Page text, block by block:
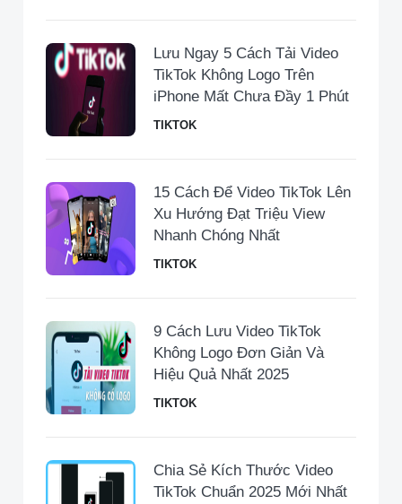
Lưu Ngay 5 Cách Tải Video
TikTok Không Logo Trên
iPhone Mất Chưa Đầy 1 Phút
TIKTOK
15 Cách Để Video TikTok Lên
Xu Hướng Đạt Triệu View
Nhanh Chóng Nhất
TIKTOK
9 Cách Lưu Video TikTok
Không Logo Đơn Giản Và
Hiệu Quả Nhất 2025
TIKTOK
Chia Sẻ Kích Thước Video
TikTok Chuẩn 2025 Mới Nhất